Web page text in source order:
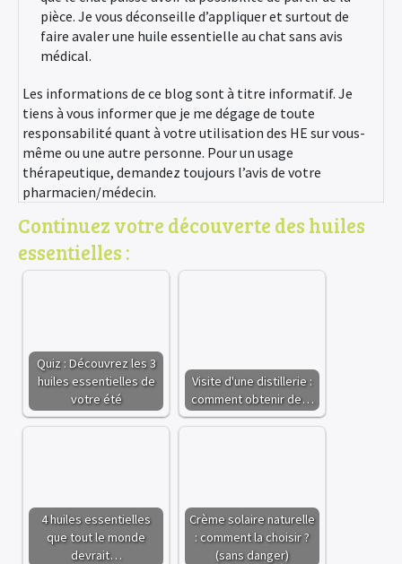
pièce. Je vous déconseille d’appliquer et surtout de
faire avaler une huile essentielle au chat sans avis
médical.
Les informations de ce blog sont à titre informatif. Je
tiens à vous informer que je me dégage de toute
responsabilité quant à votre utilisation des HE sur vous-
même ou une autre personne. Pour un usage
thérapeutique, demandez toujours l’avis de votre
pharmacien/médecin.
Continuez votre découverte des huiles
essentielles :
Quiz : Découvrez les 3
huiles essentielles de
votre été
Visite d'une distillerie :
comment obtenir de…
4 huiles essentielles
que tout le monde
devrait…
Crème solaire naturelle
: comment la choisir ?
(sans danger)